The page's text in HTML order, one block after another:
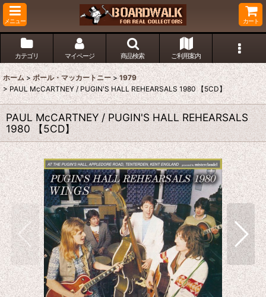
メニュー カート
カテゴリ マイページ 商品検索 ご利用案内
ホーム > ポール・マッカートニー > 1979
> PAUL McCARTNEY / PUGIN'S HALL REHEARSALS 1980 【5CD】
PAUL McCARTNEY / PUGIN'S HALL REHEARSALS
1980 【5CD】